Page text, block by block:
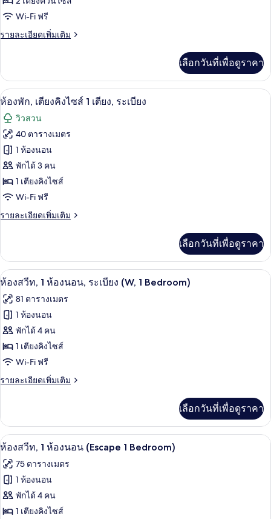
โซฟา
เบด,
พรีเมียร์,
เตียง
ควีน
2
เตียง,
ระเบียง,
วิว
ท่าเรือ
Wi-Fi ฟรี
รายละเอียดเพิ่มเติม
ราย
เกี่ยว
กับ
ห้อง
เตียง
ควีน
ไซส์
2
เตียง,
ระเบียง,
วิว
ท่าเรือ
เลือกวันที่เพื่อดูราคา
เปิด
ภาพถ่าย
ทั้งหมด
ของ
ห้อง
พัก,
เตียง
คิง
1
เตียง,
ระเบียง
ห้องพัก, เตียงคิงไซส์ 1 เตียง, ระเบียง
5
ห้องพัก, เตียงคิงไซส์ 1 เตียง, ระเบียง
วิวสวน
40 ตารางเมตร
1 ห้องนอน
พักได้ 3 คน
1 เตียงคิงไซส์
Wi-Fi ฟรี
รายละเอียดเพิ่มเติม
ราย
เกี่ยว
กับ
ห้อง
เตียง
คิง
เตียง,
ระเบียง
เลือกวันที่เพื่อดูราคา
เปิด
ภาพถ่าย
ทั้งหมด
ของ
ห้อง
สวีท,
1
ระเบียง
(W,
1
Bedroom)
ห้องสวีท, 1 ห้องนอน, ระเบียง (W, 1
6
ห้องสวีท, 1 ห้องนอน, ระเบียง (W, 1 Bedroom)
81 ตารางเมตร
1 ห้องนอน
พักได้ 4 คน
1 เตียงคิงไซส์
Wi-Fi ฟรี
รายละเอียดเพิ่มเติม
ราย
เกี่ยว
กับ
ห้อง
ท,
นอน,
ระเบียง
เลือกวันที่เพื่อดูราคา
เปิด
ภาพถ่าย
ทั้งหมด
ของ
ห้อง
ห้องสวีท, 1 ห้องนอน (Escape 1
7
ห้องสวีท, 1 ห้องนอน (Escape 1 Bedroom)
75 ตารางเมตร
1 ห้องนอน
พักได้ 4 คน
1 เตียงคิงไซส์